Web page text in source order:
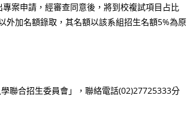
案申請，經審查同意後，將到校複試項目占比
外加名額錄取，其名額以該系組招生名額5%為原
聯合招生委員會」，聯絡電話(02)27725333分